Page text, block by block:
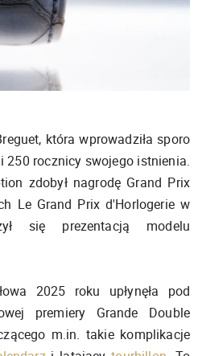
która wprowadziła sporo
250 rocznicy swojego istnienia.
zdobył nagrodę Grand Prix
Le Grand Prix d'Horlogerie w
się prezentacją modelu
2025 roku upłynęła pod
premiery Grande Double
m.in. takie komplikacje